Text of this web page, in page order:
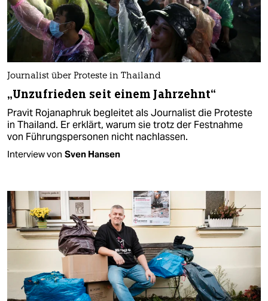
Journalist über Proteste in Thailand
„Unzufrieden seit einem Jahrzehnt“
Pravit Rojanaphruk begleitet als Journalist die Proteste
in Thailand. Er erklärt, warum sie trotz der Festnahme
von Führungspersonen nicht nachlassen.
Interview von Sven Hansen